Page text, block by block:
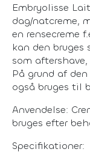
Embryolisse
dag/natcreme,
en rensecreme
kan den bruges
som
På grund af
også bruges til
Anvendelse:
bruges efter
Specifikationer: